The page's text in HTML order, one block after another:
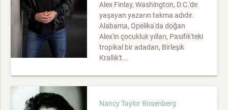
Alex Finlay, Washington, D.C.'de
yaşayan yazarın takma adıdır.
Alabama, Opelika'da doğan
Alex'in çocukluk yılları, Pasifik'teki
tropikal bir adadan, Birleşik
Krallık't...
Nancy Taylor Rosenberg